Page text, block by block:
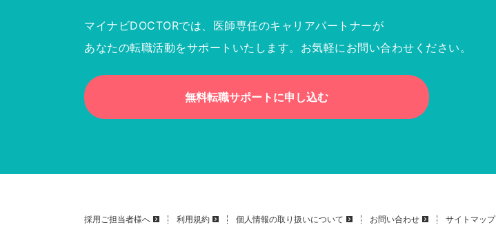
マイナビDOCTORでは、医師専任のキャリアパートナーが
あなたの転職活動をサポートいたします。お気軽にお問い合わせください。
無料転職サポートに申し込む
採用ご担当者様へ 利用規約 個人情報の取り扱いについて お問い合わせ サイトマップ